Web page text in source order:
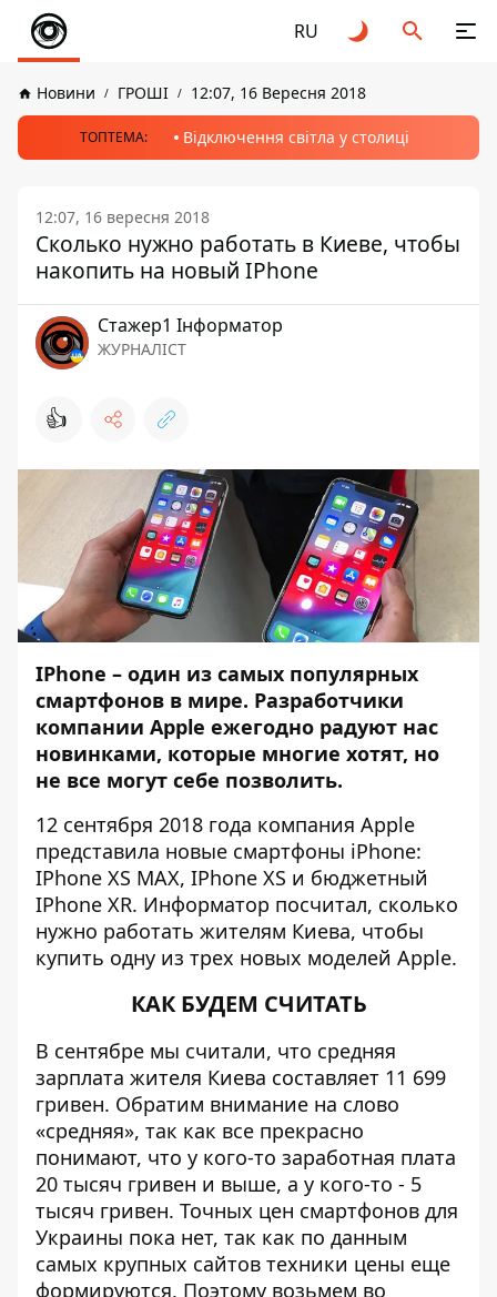
RU
Новини ГРОШІ 12:07, 16 Вересня 2018
ТОПТЕМА: Відключення світла у столиці
12:07, 16 вересня 2018
Сколько нужно работать в Киеве, чтобы
накопить на новый IPhone
Стажер1 Інформатор
ЖУРНАЛІСТ
👍
IPhone – один из самых популярных
смартфонов в мире. Разработчики
компании Apple ежегодно радуют нас
новинками, которые многие хотят, но
не все могут себе позволить.
12 сентября 2018 года компания Apple
представила новые смартфоны iPhone:
IPhone XS MAX, IPhone XS и бюджетный
IPhone XR. Информатор посчитал, сколько
нужно работать жителям Киева, чтобы
купить одну из трех новых моделей Apple.
КАК БУДЕМ СЧИТАТЬ
В сентябре мы считали, что средняя
зарплата жителя Киева составляет 11 699
гривен. Обратим внимание на слово
«средняя», так как все прекрасно
понимают, что у кого-то заработная плата
20 тысяч гривен и выше, а у кого-то - 5
тысяч гривен. Точных цен смартфонов для
Украины пока нет, так как по данным
самых крупных сайтов техники цены еще
формируются. Поэтому возьмем во